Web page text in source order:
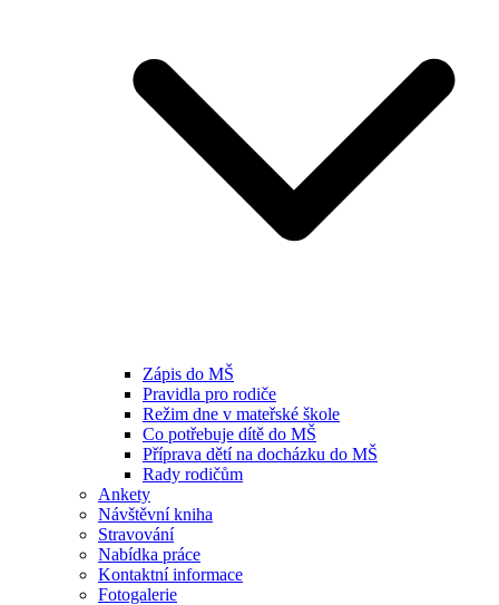
Zápis do MŠ
Pravidla pro rodiče
Režim dne v mateřské škole
Co potřebuje dítě do MŠ
Příprava dětí na docházku do MŠ
Rady rodičům
Ankety
Návštěvní kniha
Stravování
Nabídka práce
Kontaktní informace
Fotogalerie